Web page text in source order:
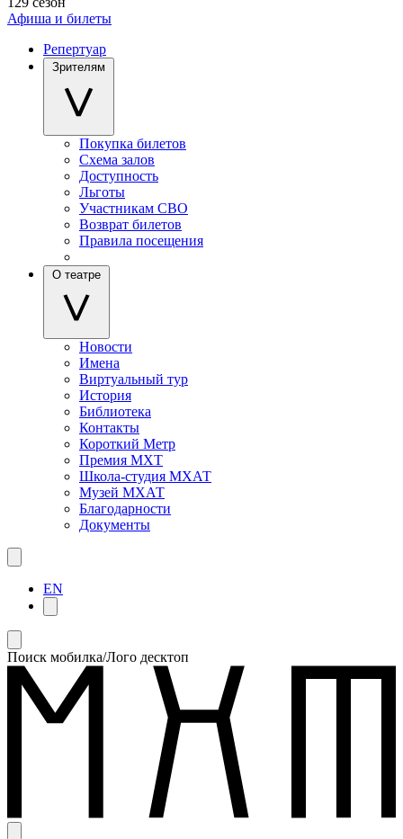
Афиша и билеты
Репертуар
Зрителям
Покупка билетов
Схема залов
Доступность
Льготы
Участникам СВО
Возврат билетов
Правила посещения
О театре
Новости
Имена
Виртуальный тур
История
Библиотека
Контакты
Короткий Метр
Премия МХТ
Школа-студия МХАТ
Музей МХАТ
Благодарности
Документы
EN
Поиск мобилка/Лого десктоп